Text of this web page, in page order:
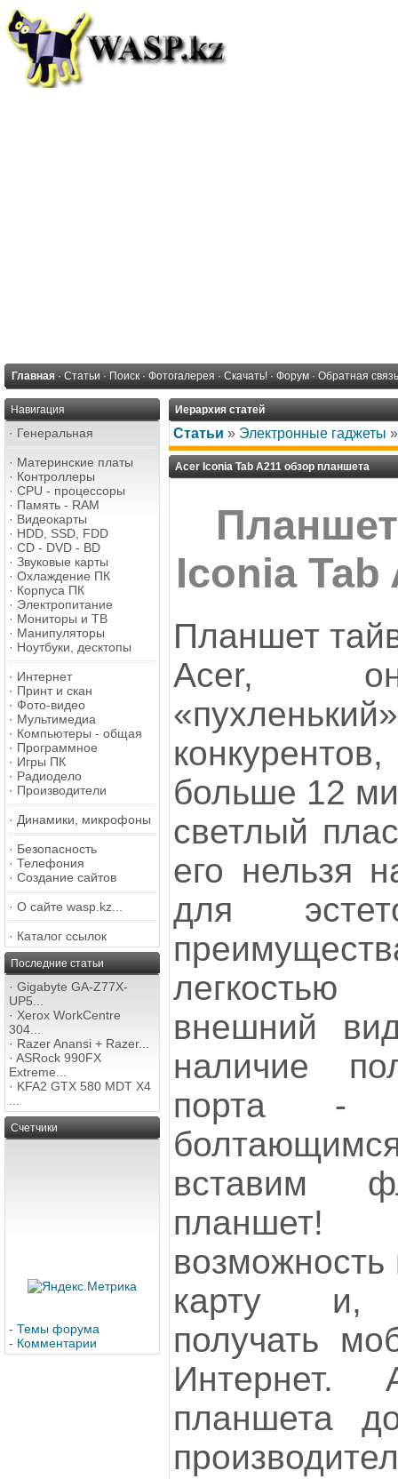
Главная · Статьи · Поиск · Фотогалерея · Скачать! · Форум · Обратная связь
Навигация
· Генеральная
· Материнские платы
· Контроллеры
· CPU - процессоры
· Память - RAM
· Видеокарты
· HDD, SSD, FDD
· CD - DVD - BD
· Звуковые карты
· Охлаждение ПК
· Корпуса ПК
· Электропитание
· Мониторы и ТВ
· Манипуляторы
· Ноутбуки, десктопы
· Интернет
· Принт и скан
· Фото-видео
· Мультимедиа
· Компьютеры - общая
· Программное
· Игры ПК
· Радиодело
· Производители
· Динамики, микрофоны
· Безопасность
· Телефония
· Создание сайтов
· О сайте wasp.kz...
· Каталог ссылок
Последние статьи
· Gigabyte GA-Z77X-
UP5...
· Xerox WorkCentre
304...
· Razer Anansi + Razer...
· ASRock 990FX
Extreme...
· KFA2 GTX 580 MDT X4
Счетчики
- Темы форума
- Комментарии
Иерархия статей
Статьи » Электронные гаджеты
Acer Iconia Tab A211 обзор планшета
Iconia Tab
Планшет
Acer, он
больше 12
светлый
его нельзя
для
внешний
наличие
порта -
вставим
возможность
карту и,
получать
Интернет.
планшета